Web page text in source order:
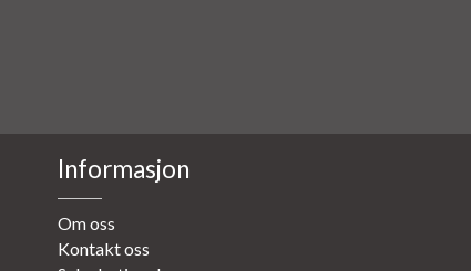
Informasjon
Om oss
Kontakt oss